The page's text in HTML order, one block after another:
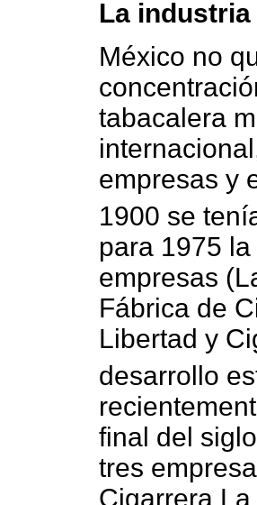
La
México no
tabacalera
empresas y
1900 se
para 1975
empresas
Fábrica de
Libertad y
desarrollo
final del
tres
Cigarrera